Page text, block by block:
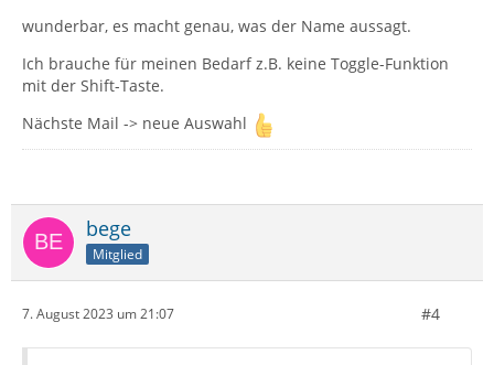
wunderbar, es macht genau, was der Name aussagt.
Ich brauche für meinen Bedarf z.B. keine Toggle-Funktion
mit der Shift-Taste.
Nächste Mail -> neue Auswahl
bege
Mitglied
7. August 2023 um 21:07 #4